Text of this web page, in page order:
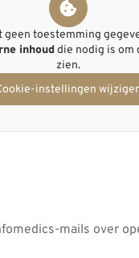
geen toestemming
inhoud die nodig is om
zien.
instellingen
mails over